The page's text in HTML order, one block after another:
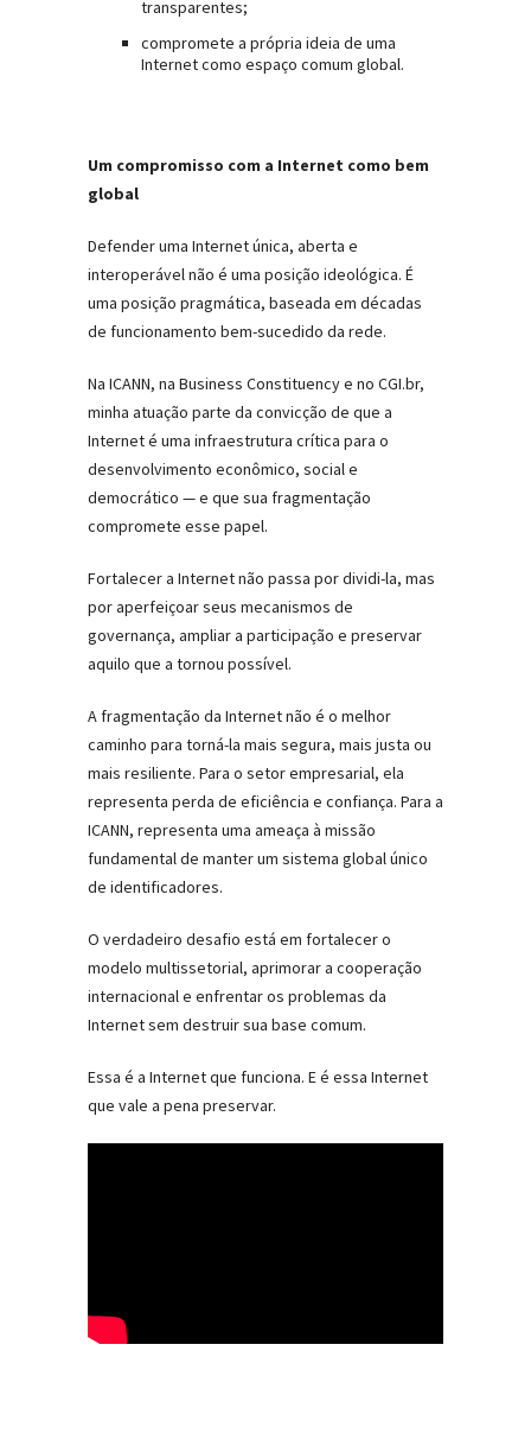
transparentes;
compromete a própria ideia de uma
Internet como espaço comum global.
Um compromisso com a Internet como bem
global
Defender uma Internet única, aberta e
interoperável não é uma posição ideológica. É
uma posição pragmática, baseada em décadas
de funcionamento bem-sucedido da rede.
Na ICANN, na Business Constituency e no CGI.br,
minha atuação parte da convicção de que a
Internet é uma infraestrutura crítica para o
desenvolvimento econômico, social e
democrático — e que sua fragmentação
compromete esse papel.
Fortalecer a Internet não passa por dividi-la, mas
por aperfeiçoar seus mecanismos de
governança, ampliar a participação e preservar
aquilo que a tornou possível.
A fragmentação da Internet não é o melhor
caminho para torná-la mais segura, mais justa ou
mais resiliente. Para o setor empresarial, ela
representa perda de eficiência e confiança. Para a
ICANN, representa uma ameaça à missão
fundamental de manter um sistema global único
de identificadores.
O verdadeiro desafio está em fortalecer o
modelo multissetorial, aprimorar a cooperação
internacional e enfrentar os problemas da
Internet sem destruir sua base comum.
Essa é a Internet que funciona. E é essa Internet
que vale a pena preservar.